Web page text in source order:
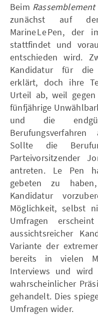
Beim Rassemblement
zunächst auf
Marine Le Pen, der
stattfindet und
entschieden wird.
Kandidatur für die
erklärt, doch ihre
Urteil ab, weil gegen
fünfjährige
und die
Sollte die
Parteivorsitzender
antreten. Le Pen
gebeten zu
Kandidatur
Möglichkeit, selbst
Umfragen
aussichtsreicher
Variante der
bereits in vielen
Interviews und wird
wahrscheinlicher
gehandelt. Dies
Umfragen wider.